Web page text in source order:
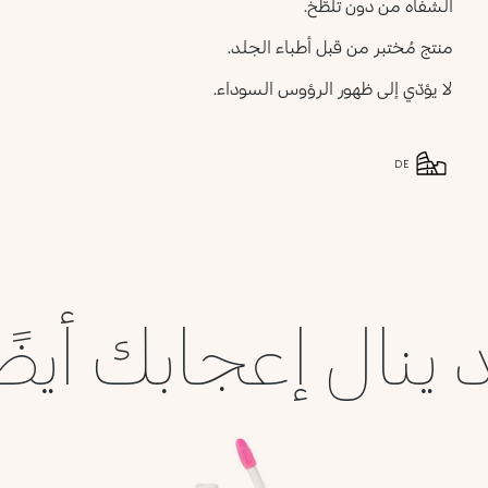
الشفاه من دون تلطّخ.
منتج مُختبر من قبل أطباء الجلد.
لا يؤدّي إلى ظهور الرؤوس السوداء.
DE
ينال إعجابك